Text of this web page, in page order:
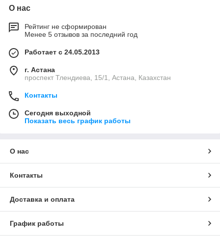
О нас
Рейтинг не сформирован
Менее 5 отзывов за последний год
Работает с 24.05.2013
г. Астана
проспект Тлендиева, 15/1, Астана, Казахстан
Контакты
Сегодня выходной
Показать весь график работы
О нас
Контакты
Доставка и оплата
График работы